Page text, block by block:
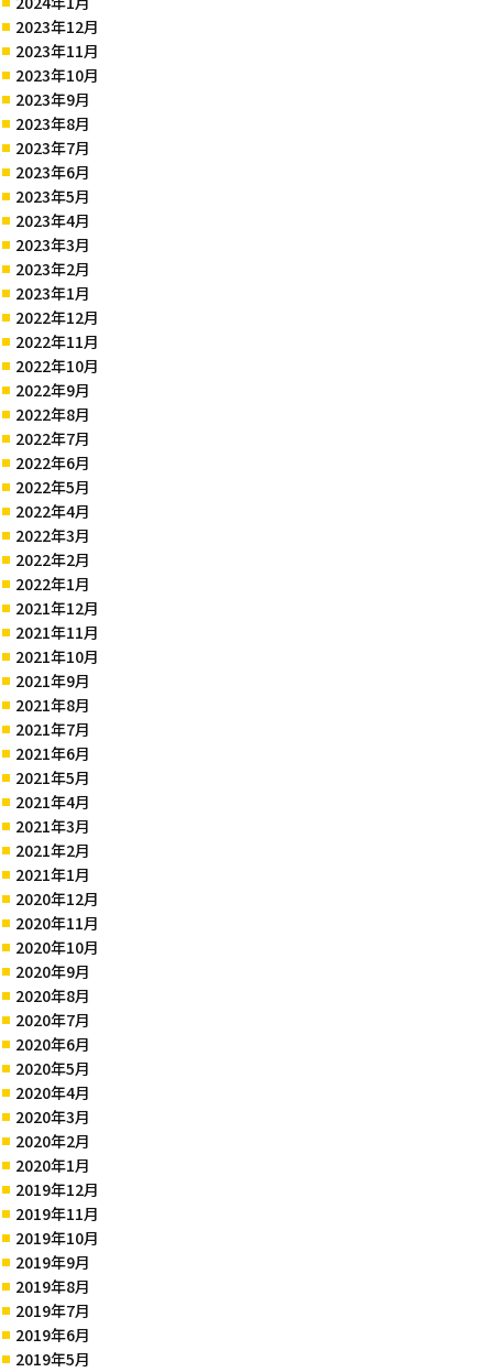
2023年12月
2023年11月
2023年10月
2023年9月
2023年8月
2023年7月
2023年6月
2023年5月
2023年4月
2023年3月
2023年2月
2023年1月
2022年12月
2022年11月
2022年10月
2022年9月
2022年8月
2022年7月
2022年6月
2022年5月
2022年4月
2022年3月
2022年2月
2022年1月
2021年12月
2021年11月
2021年10月
2021年9月
2021年8月
2021年7月
2021年6月
2021年5月
2021年4月
2021年3月
2021年2月
2021年1月
2020年12月
2020年11月
2020年10月
2020年9月
2020年8月
2020年7月
2020年6月
2020年5月
2020年4月
2020年3月
2020年2月
2020年1月
2019年12月
2019年11月
2019年10月
2019年9月
2019年8月
2019年7月
2019年6月
2019年5月